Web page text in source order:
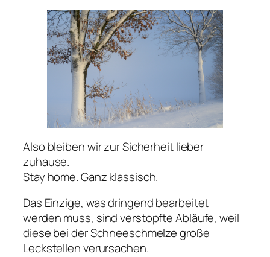
Also bleiben wir zur Sicherheit lieber
zuhause.
Stay home. Ganz klassisch.
Das Einzige, was dringend bearbeitet
werden muss, sind verstopfte Abläufe, weil
diese bei der Schneeschmelze große
Leckstellen verursachen.